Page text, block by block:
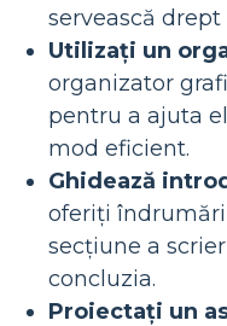
servească
Utilizați un
organizator
pentru a ajuta
mod eficient.
Ghidează
oferiți
secțiune a
concluzia.
Proiectați un